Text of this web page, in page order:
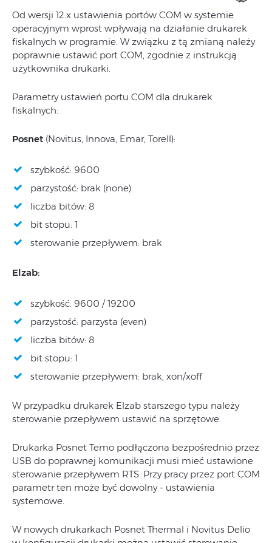
Od wersji 12.x ustawienia portów COM w systemie
operacyjnym wprost wpływają na działanie drukarek
fiskalnych w programie. W związku z tą zmianą należy
poprawnie ustawić port COM, zgodnie z instrukcją
użytkownika drukarki.
Parametry ustawień portu COM dla drukarek
fiskalnych:
Posnet (Novitus, Innova, Emar, Torell):
szybkość: 9600
parzystość: brak (none)
liczba bitów: 8
bit stopu: 1
sterowanie przepływem: brak
Elzab:
szybkość: 9600 / 19200
parzystość: parzysta (even)
liczba bitów: 8
bit stopu: 1
sterowanie przepływem: brak, xon/xoff
W przypadku drukarek Elzab starszego typu należy
sterowanie przepływem ustawić na sprzętowe.
Drukarka Posnet Temo podłączona bezpośrednio przez
USB do poprawnej komunikacji musi mieć ustawione
sterowanie przepływem RTS. Przy pracy przez port COM
parametr ten może być dowolny – ustawienia
systemowe.
W nowych drukarkach Posnet Thermal i Novitus Delio